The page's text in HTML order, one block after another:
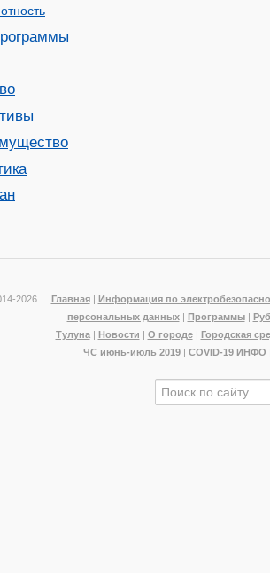
2026
Главная|
Информация по
персональных данных| Программы|
Тулуна| Новости О городе|
Городская
ЧС июнь-июль 2019| COVID-19 ИНФО